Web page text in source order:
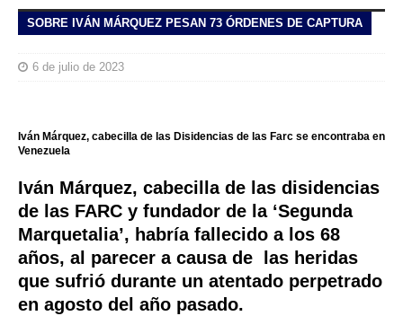
SOBRE IVÁN MÁRQUEZ PESAN 73 ÓRDENES DE CAPTURA
6 de julio de 2023
Iván Márquez, cabecilla de las Disidencias de las Farc se encontraba en
Venezuela
Iván Márquez, cabecilla de las disidencias
de las FARC y fundador de la ‘Segunda
Marquetalia’, habría fallecido a los 68
años, al parecer a causa de las heridas
que sufrió durante un atentado perpetrado
en agosto del año pasado.